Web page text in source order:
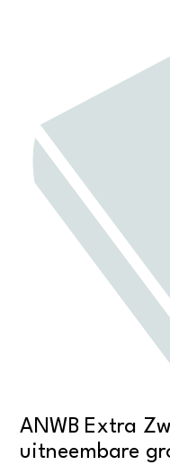
ANWB Extra
uitneembare